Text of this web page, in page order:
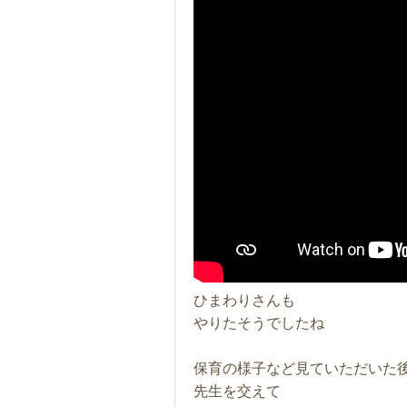
ひまわりさんも
やりたそうでしたね
保育の様子など見ていただいた
先生を交えて